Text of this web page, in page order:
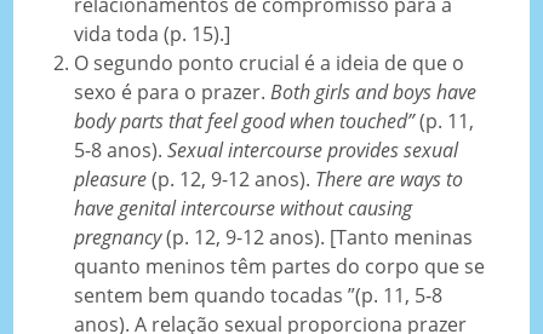
vida toda (p. 15).]
O segundo ponto crucial é a ideia de que o
sexo é para o prazer.Both girls and boys have
body parts that feel good when touched”(p. 11,
5-8 anos).Sexual intercourse provides sexual
pleasure(p. 12, 9-12 anos). There are ways to
have genital intercourse without causing
pregnancy(p. 12, 9-12 anos). [Tanto meninas
quanto meninos têm partes do corpo que se
sentem bem quando tocadas ”(p. 11, 5-8
anos). A relação sexual proporciona prazer